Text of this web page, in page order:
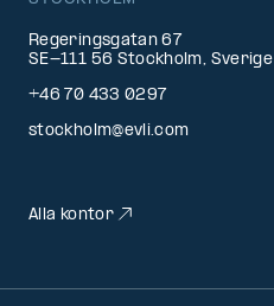
Regeringsgatan 67
SE-111 56 Stockholm, Sverige
+46 70 433 0297
stockholm@evli.com
Alla kontor